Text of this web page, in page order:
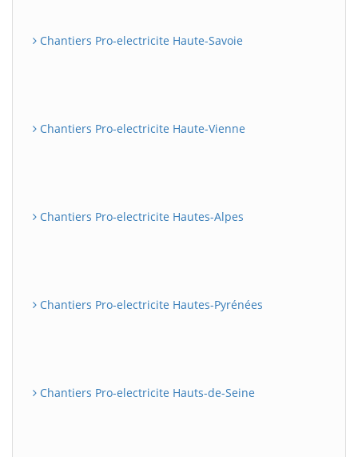
Chantiers Pro-electricite Haute-Savoie
Chantiers Pro-electricite Haute-Vienne
Chantiers Pro-electricite Hautes-Alpes
Chantiers Pro-electricite Hautes-Pyrénées
Chantiers Pro-electricite Hauts-de-Seine